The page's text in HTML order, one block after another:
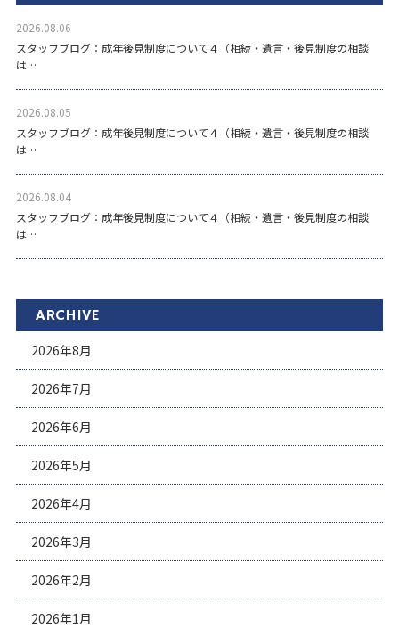
2026.08.06
スタッフブログ：成年後見制度について４（相続・遺言・後見制度の相談
は…
2026.08.05
スタッフブログ：成年後見制度について４（相続・遺言・後見制度の相談
は…
2026.08.04
スタッフブログ：成年後見制度について４（相続・遺言・後見制度の相談
は…
ARCHIVE
2026年8月
2026年7月
2026年6月
2026年5月
2026年4月
2026年3月
2026年2月
2026年1月